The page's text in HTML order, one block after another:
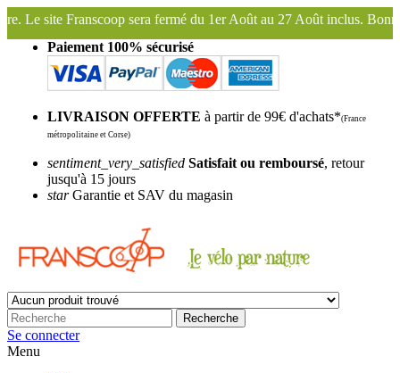
du 1er Août au 27 Août inclus. Bonnes vacances !
Franscoop,
Paiement 100% sécurisé
LIVRAISON OFFERTE à partir de 99€ d'achats*(France
métropolitaine et Corse)
sentiment_very_satisfied Satisfait ou remboursé, retour
jusqu'à 15 jours
starGarantie et SAV du magasin
Recherche
Se connecter
Menu